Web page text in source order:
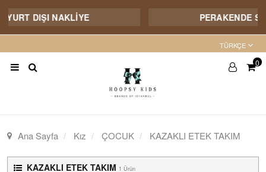
YURT DIŞI NAKLİYE PERAKENDE
TÜRKÇE
0
Ana Sayfa Kız ÇOCUK KAZAKLI ETEK TAKIM
KAZAKLI ETEK TAKIM 1 Ürün